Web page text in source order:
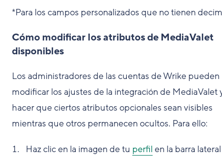
*Para los campos personalizados que no tienen
Cómo modificar los atributos de MediaValet
disponibles
Los administradores de las cuentas de Wrike pueden
modificar los ajustes de la integración de MediaValet
hacer que ciertos atributos opcionales sean visibles
mientras que otros permanecen ocultos. Para ello:
Haz clic en la imagen de tu perfil en la barra